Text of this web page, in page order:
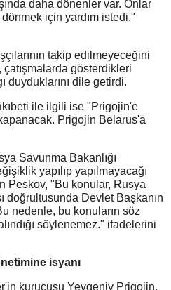
daha dönenler var. Onlar
için yardım istedi."
takip edilmeyeceğini
gösterdikleri
duyduklarını dile getirdi.
ile ilgili ise "Prigojin'e
Prigojin Belarus'a
Savunma Bakanlığı
yapılıp yapılmayacağı
Peskov, "Bu konular, Rusya
doğrultusunda Devlet Başkanın
nedenle, bu konuların söz
söylenemez." ifadelerini
isyanı
kurucusu Yevgeniy Prigojin,